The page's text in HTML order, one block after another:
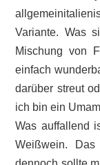
Variante. Was
Mischung von
einfach
darüber streut
ich bin ein
Was auffallend
Weißwein. Das